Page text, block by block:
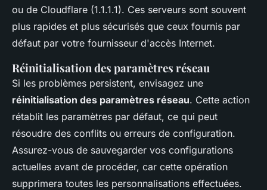
ou de Cloudflare (1.1.1.1). Ces serveurs sont souvent
plus rapides et plus sécurisés que ceux fournis par
défaut par votre fournisseur d'accès Internet.
Réinitialisation des paramètres réseau
Si les problèmes persistent, envisagez une
réinitialisation des paramètres réseau. Cette action
rétablit les paramètres par défaut, ce qui peut
résoudre des conflits ou erreurs de configuration.
Assurez-vous de sauvegarder vos configurations
actuelles avant de procéder, car cette opération
supprimera toutes les personnalisations effectuées.